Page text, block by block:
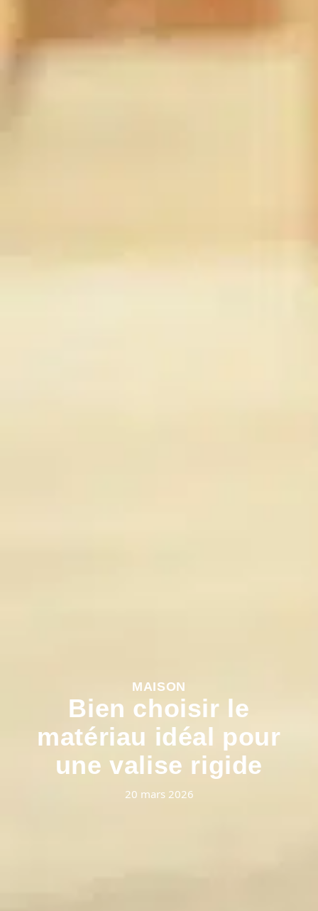
MAISON
Bien choisir le
matériau idéal pour
une valise rigide
20 mars 2026